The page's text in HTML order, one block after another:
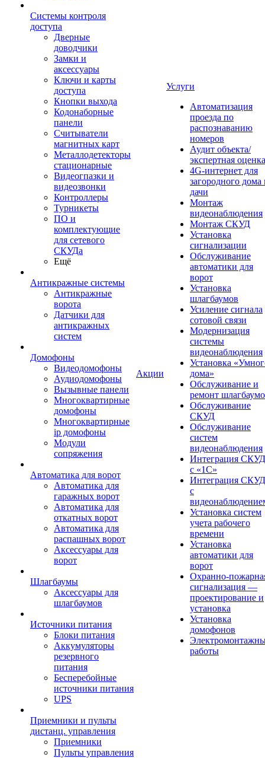
Системы контроля
доступа
Дверные
доводчики
Замки и
аксессуары
Ключи и карты
доступа
Кнопки выхода
Кодонаборные
панели
Считыватели
магнитных карт
Металлодетекторы
стационарные
Видеогпазки и
видеозвонки
Контроллеры
Турникеты
ПО и
комплектующие
для сетевого
СКУДа
Ещё
Антикражные системы
Антикражные
ворота
Датчики для
антикражных
систем
Домофоны
Видеодомофоны
Аудиодомофоны
Вызывные панели
Многоквартирные
домофоны
Многоквартирные
ip домофоны
Модули
сопряжения
Автоматика для ворот
Автоматика для
гаражных ворот
Автоматика для
откатных ворот
Автоматика для
распашных ворот
Аксессуары для
ворот
Шлагбаумы
Аксессуары для
шлагбаумов
Источники питания
Блоки питания
Аккумуляторы
резервного
питания
Бесперебойные
источники питания
UPS
Приемники и пульты
дистанц. управления
Приемники
Пульты управления
Акции
Услуги
Автоматизация
проезда по
распознаванию
номеров
Аудит объекта/
экспертная оценка
4G-интернет для
загородного дома
дачи
Монтаж
видеонаблюдения
Монтаж СКУД
Установка
сигнализации
Обслуживание
автоматики для
ворот
Установка
шлагбаумов
Усиление сигнала
сотовой связи
Модернизация
системы
видеонаблюдения
Установка
дома»
Обслуживание и
ремонт
Обслуживание
СКУД
Обслуживание
систем
видеонаблюдения
Интеграция СКУД
с «1С»
Интеграция СКУД
с
Установка систем
учета рабочего
времени
Установка
автоматики для
ворот
Охранно-
сигнализация —
проектирование и
установка
Установка
домофонов
работы